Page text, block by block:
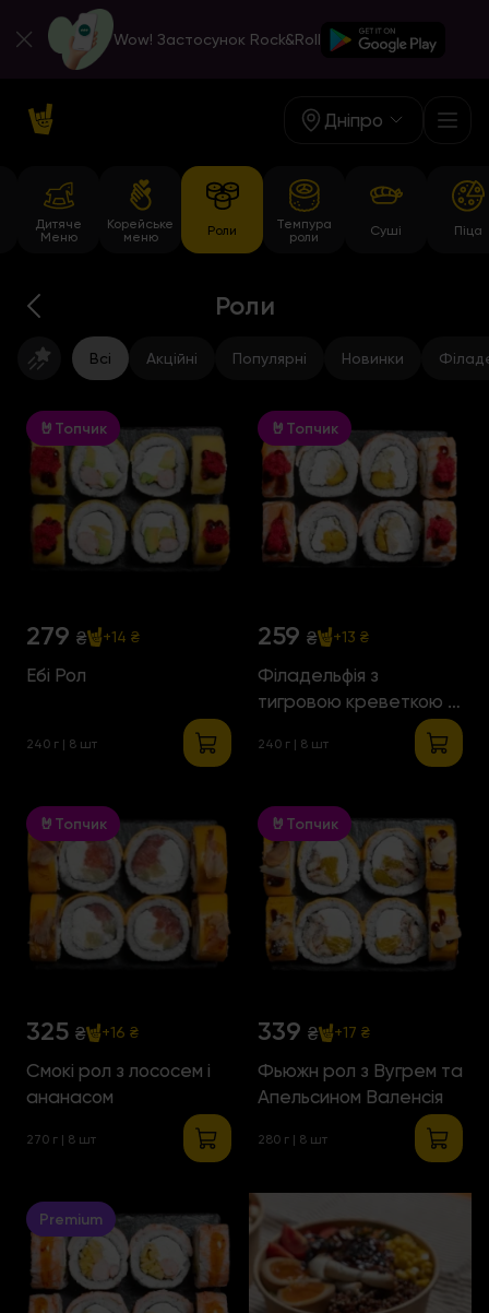
Wow! Застосунок Rock&Roll
Дніпро
Дитяче
Меню
Корейське
меню
Роли
Темпура
роли
Суші Піца
Роли
Всі Акційні Популярні Новинки
🤘Топчик
279 ₴ +14 ₴
Ебі Рол
240 г | 8 шт
🤘Топчик
259 ₴ +13 ₴
Філадельфія з
тигровою креветкою і
240 г | 8 шт
🤘Топчик
325 ₴ +16 ₴
Смокі рол з лососем і
ананасом
270 г | 8 шт
🤘Топчик
339 ₴ +17 ₴
Фьюжн рол з Вугрем та
Апельсином Валенсія
280 г | 8 шт
Premium